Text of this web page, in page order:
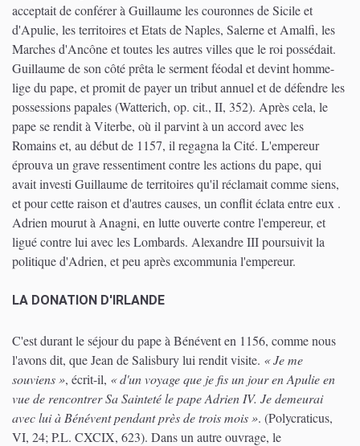
acceptait de conférer à Guillaume les couronnes de Sicile et
d'Apulie, les territoires et Etats de Naples, Salerne et Amalfi, les
Marches d'Ancône et toutes les autres villes que le roi possédait.
Guillaume de son côté prêta le serment féodal et devint homme-
lige du pape, et promit de payer un tribut annuel et de défendre les
possessions papales (Watterich, op. cit., II, 352). Après cela, le
pape se rendit à Viterbe, où il parvint à un accord avec les
Romains et, au début de 1157, il regagna la Cité. L'empereur
éprouva un grave ressentiment contre les actions du pape, qui
avait investi Guillaume de territoires qu'il réclamait comme siens,
et pour cette raison et d'autres causes, un conflit éclata entre eux .
Adrien mourut à Anagni, en lutte ouverte contre l'empereur, et
ligué contre lui avec les Lombards. Alexandre III poursuivit la
politique d'Adrien, et peu après excommunia l'empereur.
LA DONATION D'IRLANDE
C'est durant le séjour du pape à Bénévent en 1156, comme nous
l'avons dit, que Jean de Salisbury lui rendit visite. « Je me
souviens », écrit-il, « d'un voyage que je fis un jour en Apulie en
vue de rencontrer Sa Sainteté le pape Adrien IV. Je demeurai
avec lui à Bénévent pendant près de trois mois ». (Polycraticus,
VI, 24; P.L. CXCIX, 623). Dans un autre ouvrage, le